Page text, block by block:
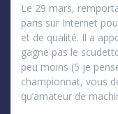
Le 29 mars,
paris sur Internet
et de qualité. Il a
gagne pas le
peu moins (5 je
championnat, vous
qu’amateur de